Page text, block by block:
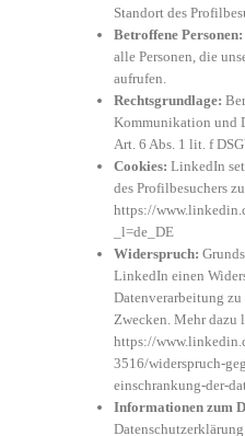
Standort des
Betroffene Personen:
alle Personen, die
aufrufen.
Rechtsgrundlage:
Kommunikation und
Art. 6 Abs. 1 lit. f
Cookies: LinkedIn
des Profilbesuchers
https://
_l=de_DE
Widerspruch:
LinkedIn einen
Datenverarbeitung zu
Zwecken. Mehr dazu
https://
3516/widerspruch-
einschrankung-der-
Informationen zum